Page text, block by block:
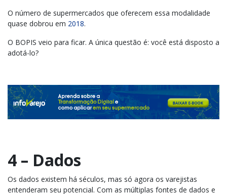
O número de supermercados que oferecem essa modalidade
quase dobrou em 2018.
O BOPIS veio para ficar. A única questão é: você está disposto a
adotá-lo?
4 – Dados
Os dados existem há séculos, mas só agora os varejistas
entenderam seu potencial. Com as múltiplas fontes de dados e